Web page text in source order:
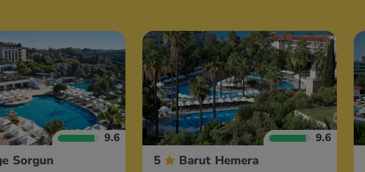
9.6
Sorgun
9.6
5 Barut Hemera